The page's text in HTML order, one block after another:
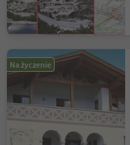
Na życzenie